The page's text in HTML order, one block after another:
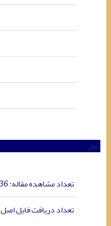
آمار
تعداد مشاهده مقاله:
تعداد دریافت فایل اصل